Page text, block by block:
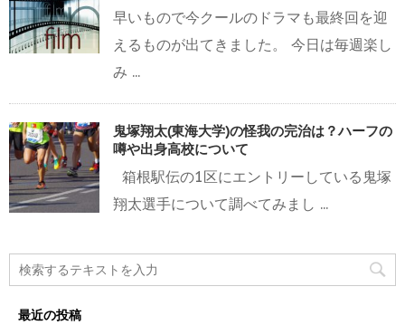
早いもので今クールのドラマも最終回を迎
えるものが出てきました。 今日は毎週楽し
み ...
鬼塚翔太(東海大学)の怪我の完治は？ハーフの
噂や出身高校について
箱根駅伝の1区にエントリーしている鬼塚
翔太選手について調べてみまし ...
最近の投稿